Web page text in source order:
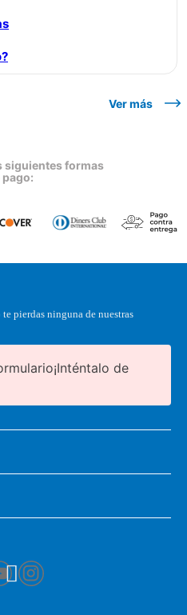
Ver más
siguientes formas
pago:
pierdas ninguna de nuestras
de